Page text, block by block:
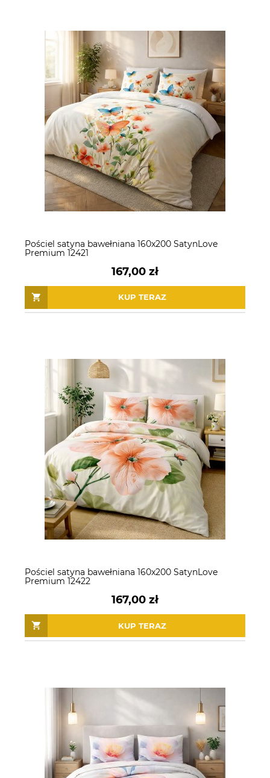
Pościel satyna bawełniana 160x200 SatynLove
Premium 12421
167,00 zł
KUP TERAZ
Pościel satyna bawełniana 160x200 SatynLove
Premium 12422
167,00 zł
KUP TERAZ